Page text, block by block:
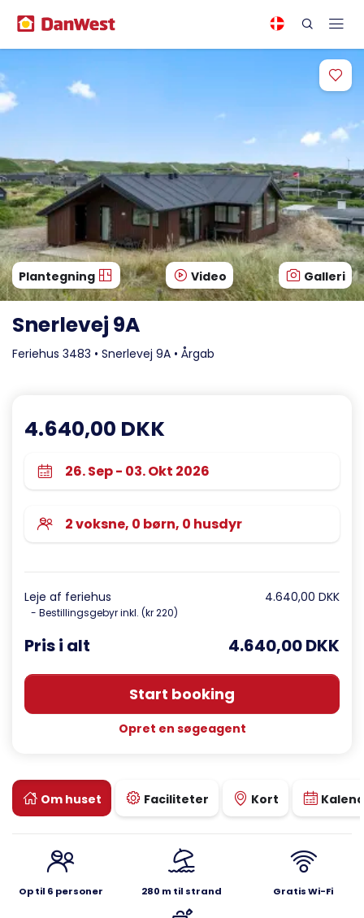
Plantegning Video Galleri
Snerlevej 9A
Feriehus 3483 • Snerlevej 9A • Årgab
Om huset Faciliteter Kort
Op til 6 personer 280 m til strand Gratis Wi-Fi
4.640,00 DKK
Leje af feriehus
- Bestillingsgebyr inkl. (kr 220)
4.640,00 DKK
Pris i alt 4.640,00 DKK
Start booking
Opret en søgeagent